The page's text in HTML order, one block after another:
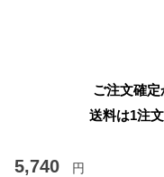
ご注文確
送料は1注
5,740 円